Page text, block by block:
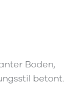
Boden,
betont.